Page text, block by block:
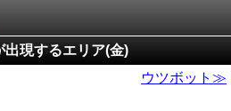
出現するエリア(金)
ウツボット≫